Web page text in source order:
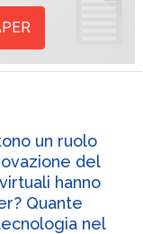
un ruolo
del
hanno
Quante
nel